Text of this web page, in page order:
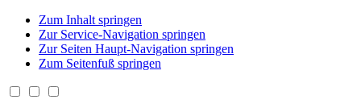
Zum Inhalt springen
Zur Service-Navigation springen
Zur Seiten Haupt-Navigation springen
Zum Seitenfuß springen